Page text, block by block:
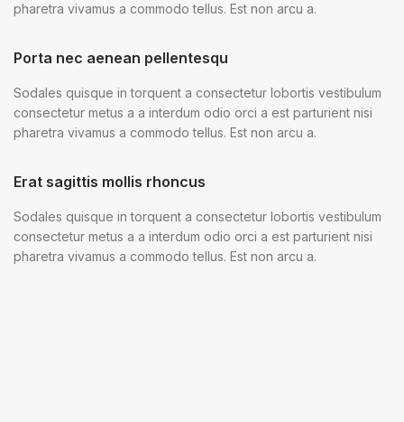
pharetra vivamus a commodo tellus. Est non arcu a.
Porta nec aenean pellentesqu
Sodales quisque in torquent a consectetur lobortis vestibulum
consectetur metus a a interdum odio orci a est parturient nisi
pharetra vivamus a commodo tellus. Est non arcu a.
Erat sagittis mollis rhoncus
Sodales quisque in torquent a consectetur lobortis vestibulum
consectetur metus a a interdum odio orci a est parturient nisi
pharetra vivamus a commodo tellus. Est non arcu a.